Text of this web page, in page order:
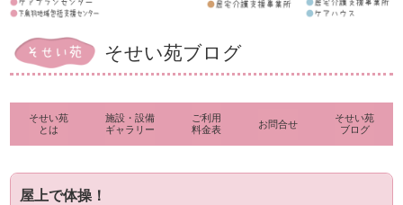
そせい苑ブログ
そせい苑
とは
施設・設備
ギャラリー
ご利用
料金表
お問合せ
そせい苑
ブログ
屋上で体操！